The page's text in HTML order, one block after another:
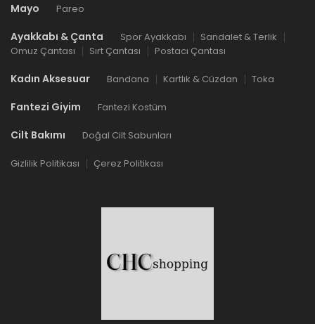
Mayo Pareo
Ayakkabı & Çanta Spor Ayakkabı
Sandalet & Terlik
Omuz Çantası
Sırt Çantası Postacı Çantası
Kadın Aksesuar Bandana Kartlık & Cüzdan Toka
Fantezi Giyim Fantezi Kostüm
Cilt Bakımı Doğal Cilt Sabunları
Gizlilik Politikası Çerez Politikası